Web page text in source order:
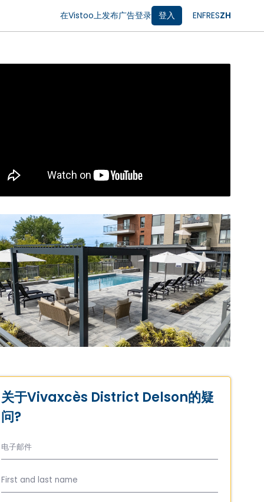
在Vistoo上发布广告登录 登入 ENFRESZH
关于Vivaxcès District Delson的疑
问?